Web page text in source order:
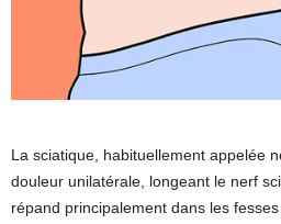
La sciatique, habituellement appelée
douleur unilatérale, longeant le nerf
répand principalement dans les